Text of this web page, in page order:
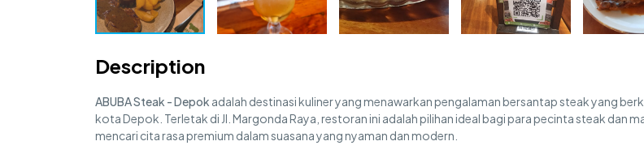
Description
ABUBA Steak - Depok adalah destinasi kuliner yang menawarkan pengalaman bersantap steak yang
kota Depok. Terletak di Jl. Margonda Raya, restoran ini adalah pilihan ideal bagi para pecinta steak dan
mencari cita rasa premium dalam suasana yang nyaman dan modern.